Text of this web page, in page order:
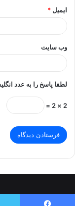
ایمیل *
وب‌ سایت
لطفا پاسخ را به عدد
2 × 2 =